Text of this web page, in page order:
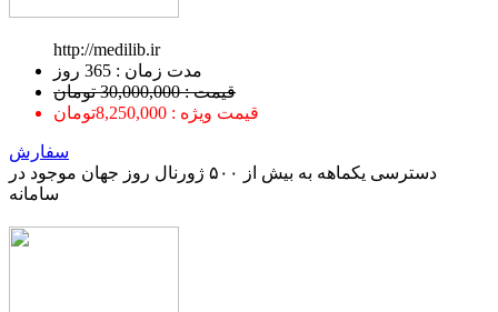
http://medilib.ir
ﻣﺪﺕ ﺯﻣﺎﻥ : 365 ﺭﻭﺯ
قیمت : 30,000,000 تومان
قیمت ویژه : 8,250,000تومان
سفارش
دسترسی یکماهه به بیش از ۵۰۰ ژورنال روز جهان موجود در
سامانه